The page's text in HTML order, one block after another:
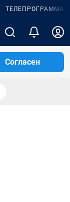
ТЕЛЕПРОГРАММА
Согласен